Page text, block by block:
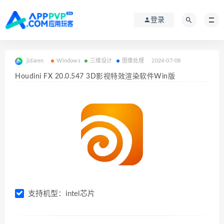
登录
jidaren Windows 三维设计 图像处理 2024-07-08
Houdini FX 20.0.547 3D影视特效渲染软件Win版
支持机型：intel芯片